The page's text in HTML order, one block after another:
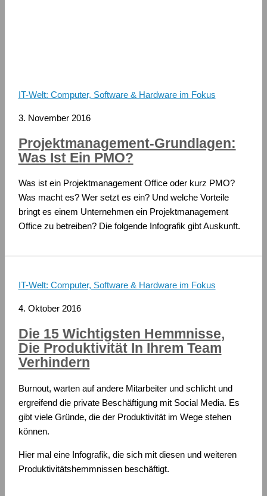
IT-Welt: Computer, Software & Hardware im Fokus
3. November 2016
Projektmanagement-Grundlagen:
Was Ist Ein PMO?
Was ist ein Projektmanagement Office oder kurz PMO?
Was macht es? Wer setzt es ein? Und welche Vorteile
bringt es einem Unternehmen ein Projektmanagement
Office zu betreiben? Die folgende Infografik gibt Auskunft.
IT-Welt: Computer, Software & Hardware im Fokus
4. Oktober 2016
Die 15 Wichtigsten Hemmnisse,
Die Produktivität In Ihrem Team
Verhindern
Burnout, warten auf andere Mitarbeiter und schlicht und
ergreifend die private Beschäftigung mit Social Media. Es
gibt viele Gründe, die der Produktivität im Wege stehen
können.
Hier mal eine Infografik, die sich mit diesen und weiteren
Produktivitätshemmnissen beschäftigt.